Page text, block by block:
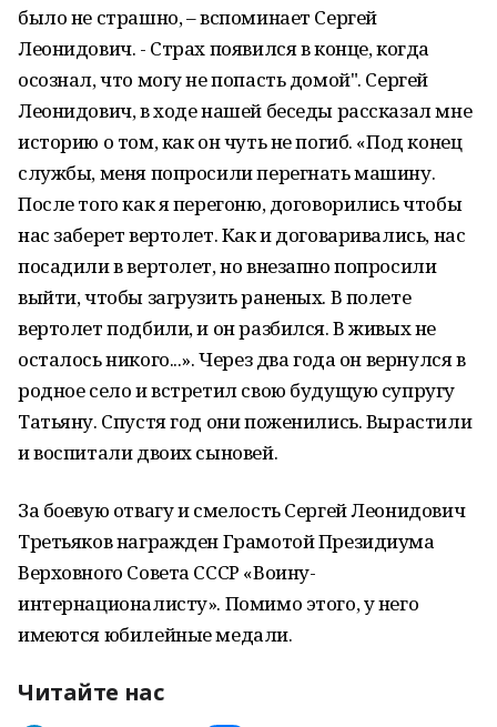
было не страшно, – вспоминает Сергей
Леонидович. - Страх появился в конце, когда
осознал, что могу не попасть домой". Сергей
Леонидович, в ходе нашей беседы рассказал мне
историю о том, как он чуть не погиб. «Под конец
службы, меня попросили перегнать машину.
После того как я перегоню, договорились чтобы
нас заберет вертолет. Как и договаривались, нас
посадили в вертолет, но внезапно попросили
выйти, чтобы загрузить раненых. В полете
вертолет подбили, и он разбился. В живых не
осталось никого...». Через два года он вернулся в
родное село и встретил свою будущую супругу
Татьяну. Спустя год они поженились. Вырастили
и воспитали двоих сыновей.
За боевую отвагу и смелость Сергей Леонидович
Третьяков награжден Грамотой Президиума
Верховного Совета СССР «Воину-
интернационалисту». Помимо этого, у него
имеются юбилейные медали.
Читайте нас